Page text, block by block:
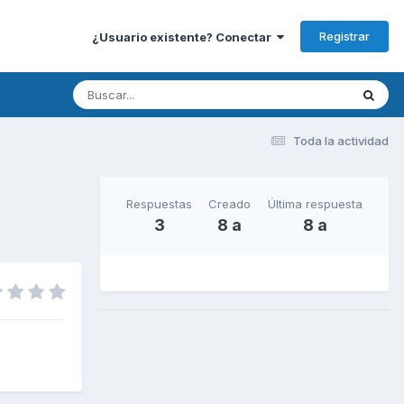
¿Usuario existente? Conectar Registrar
Toda la actividad
Respuestas
3
Creado
8 a
Última respuesta
8 a